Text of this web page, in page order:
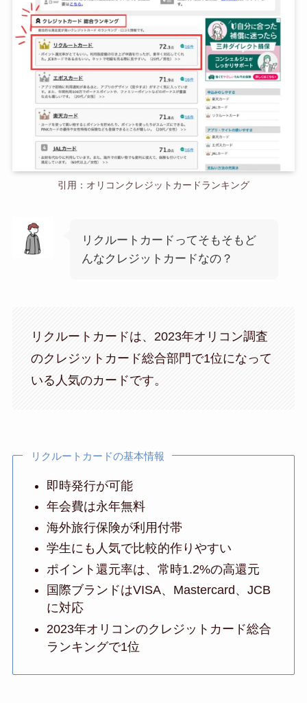
引用：オリコンクレジットカードランキング
リクルートカードってそもそもど
んなクレジットカードなの？
リクルートカードは、2023年オリコン調査
のクレジットカード総合部門で1位になって
いる人気のカードです。
リクルートカードの基本情報
即時発行が可能
年会費は永年無料
海外旅行保険が利用付帯
学生にも人気で比較的作りやすい
ポイント還元率は、常時1.2%の高還元
国際ブランドはVISA、Mastercard、JCB
に対応
2023年オリコンのクレジットカード総合
ランキングで1位